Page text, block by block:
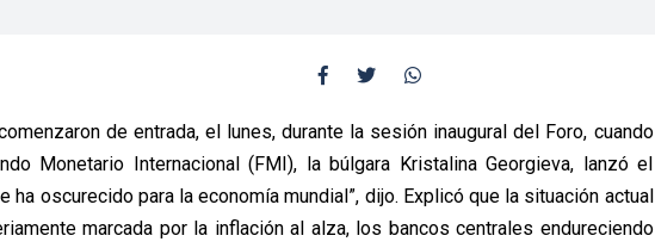
de entrada, el lunes, durante la sesión inaugural del Foro, cuando
Monetario Internacional (FMI), la búlgara Kristalina Georgieva, lanzó el
ha oscurecido para la economía mundial”, dijo. Explicó que la situación actual
marcada por la inflación al alza, los bancos centrales endureciendo